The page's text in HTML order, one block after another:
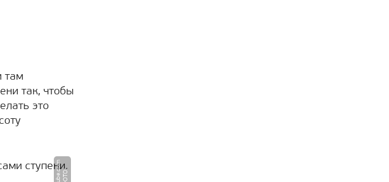
там
так, чтобы
это
ступени.
Ф
О
Т
О
:
Y
o
u
T
u
b
e.
c
o